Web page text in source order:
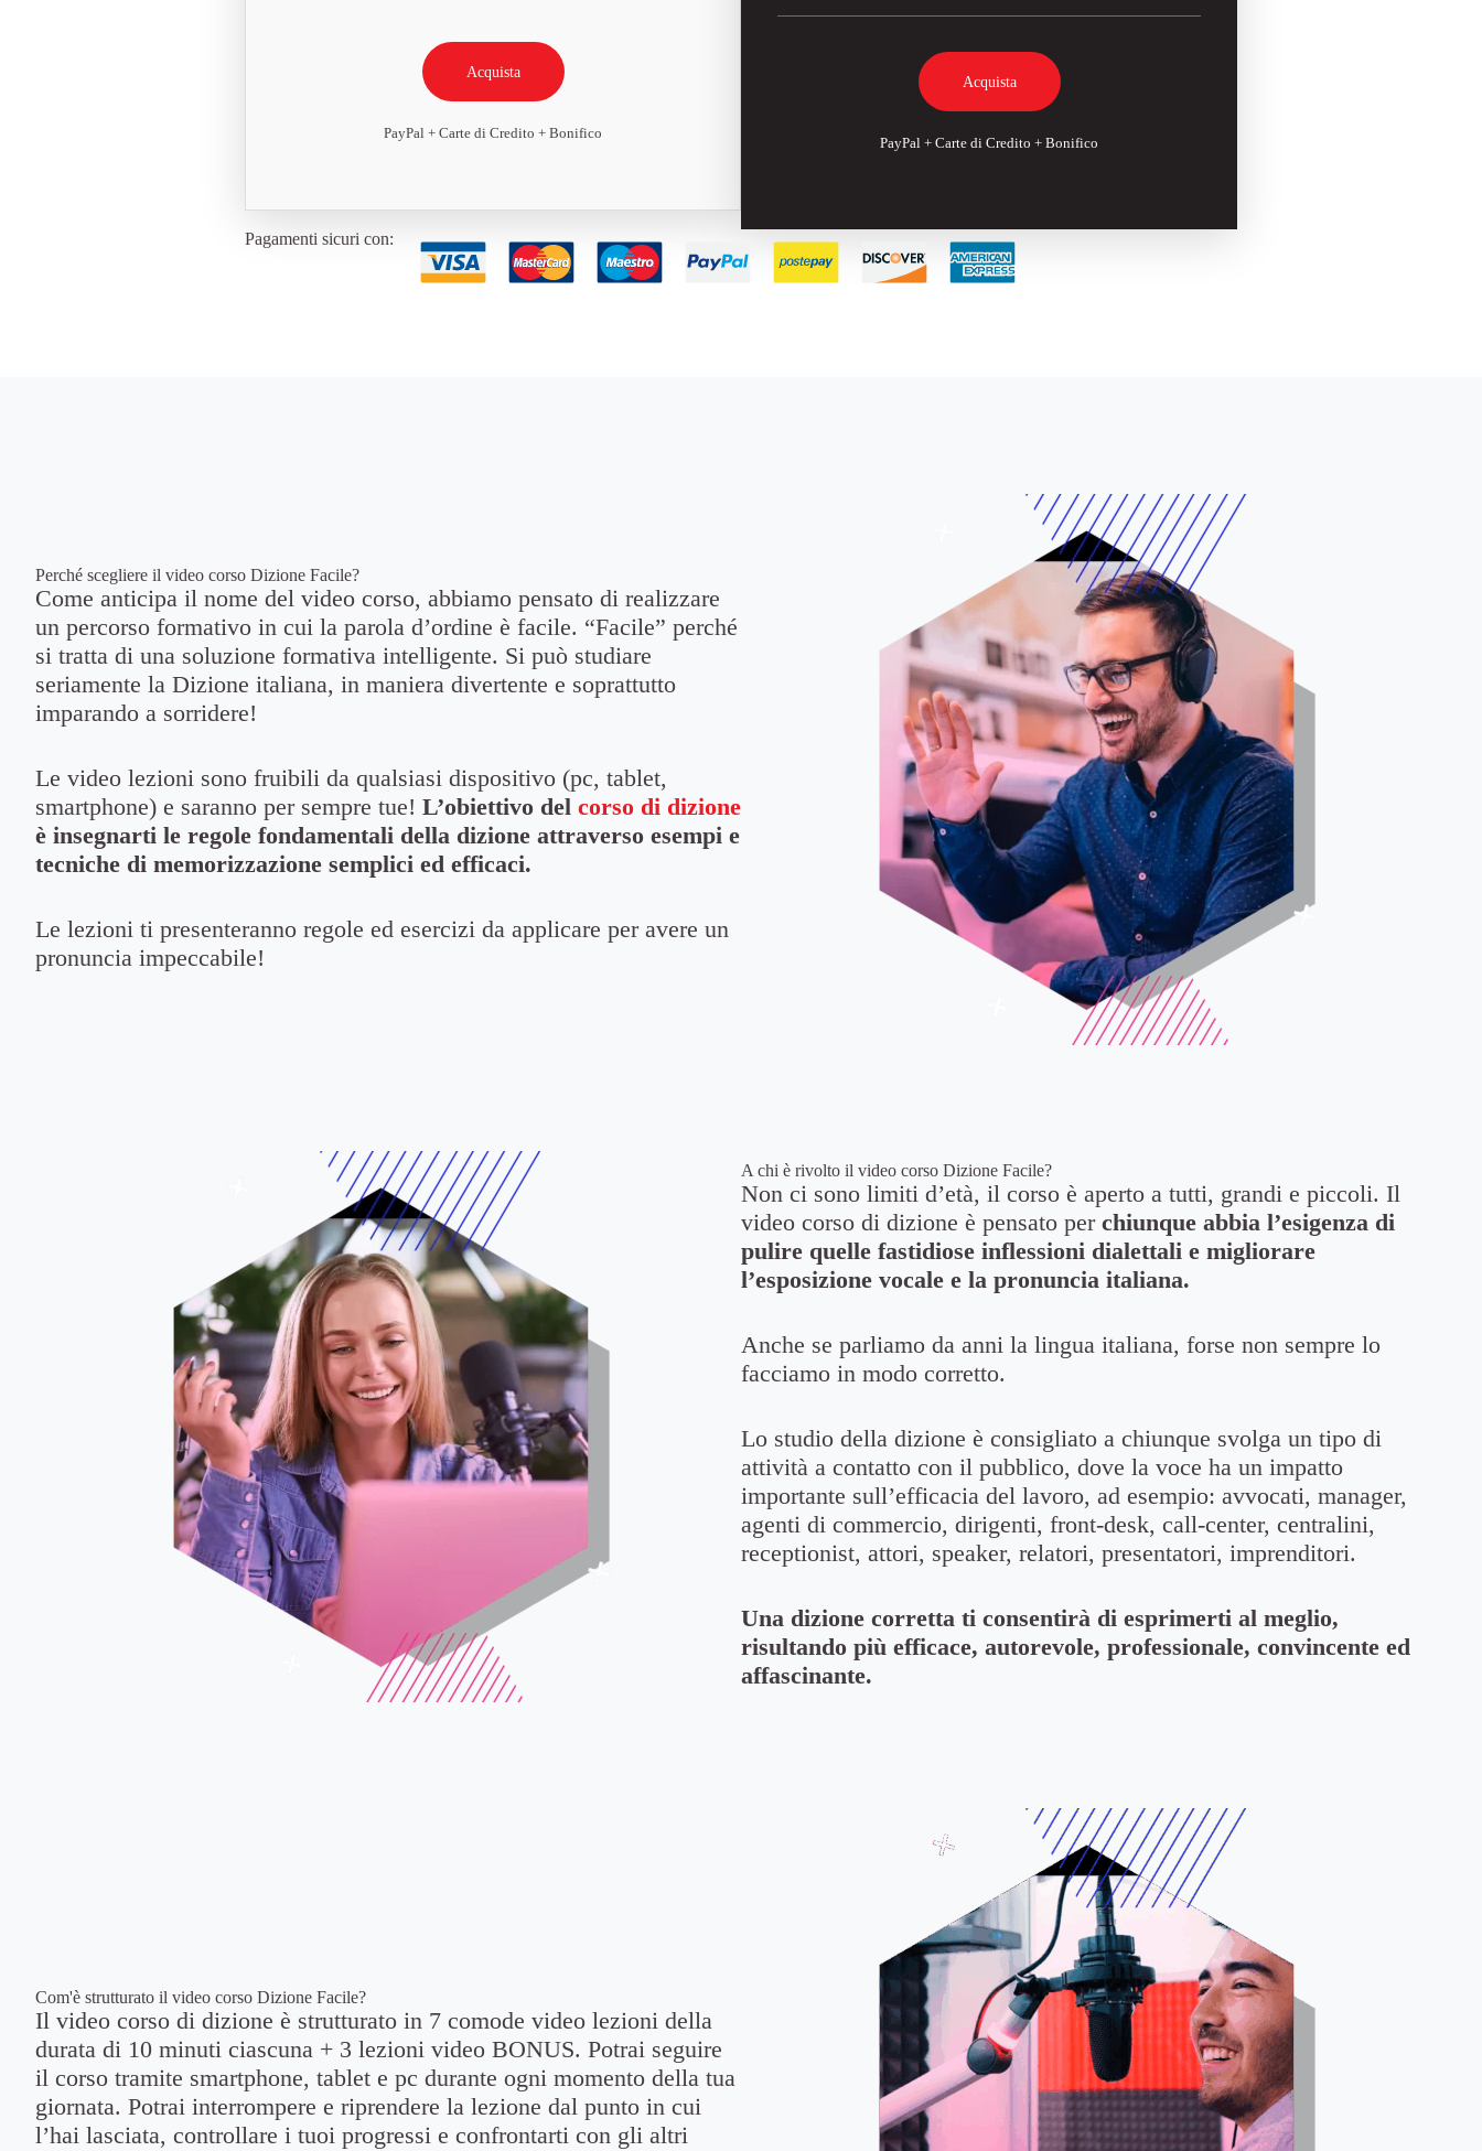
Acquista
PayPal + Carte di Credito + Bonifico
Acquista
PayPal + Carte di Credito + Bonifico
Pagamenti sicuri con:
Perché scegliere il video corso Dizione Facile?
Come anticipa il nome del video corso, abbiamo pensato di realizzare
un percorso formativo in cui la parola d’ordine è facile. “Facile” perché
si tratta di una soluzione formativa intelligente. Si può studiare
seriamente la Dizione italiana, in maniera divertente e soprattutto
imparando a sorridere!
Le video lezioni sono fruibili da qualsiasi dispositivo (pc, tablet,
smartphone) e saranno per sempre tue! L’obiettivo del corso di dizione
è insegnarti le regole fondamentali della dizione attraverso esempi e
tecniche di memorizzazione semplici ed efficaci.
Le lezioni ti presenteranno regole ed esercizi da applicare per avere un
pronuncia impeccabile!
A chi è rivolto il video corso Dizione Facile?
Non ci sono limiti d’età, il corso è aperto a tutti, grandi e piccoli. Il
video corso di dizione è pensato per chiunque abbia l’esigenza di
pulire quelle fastidiose inflessioni dialettali e migliorare
l’esposizione vocale e la pronuncia italiana.
Anche se parliamo da anni la lingua italiana, forse non sempre lo
facciamo in modo corretto.
Lo studio della dizione è consigliato a chiunque svolga un tipo di
attività a contatto con il pubblico, dove la voce ha un impatto
importante sull’efficacia del lavoro, ad esempio: avvocati, manager,
agenti di commercio, dirigenti, front-desk, call-center, centralini,
receptionist, attori, speaker, relatori, presentatori, imprenditori.
Una dizione corretta ti consentirà di esprimerti al meglio,
risultando più efficace, autorevole, professionale, convincente ed
affascinante.
Com'è strutturato il video corso Dizione Facile?
Il video corso di dizione è strutturato in 7 comode video lezioni della
durata di 10 minuti ciascuna + 3 lezioni video BONUS. Potrai seguire
il corso tramite smartphone, tablet e pc durante ogni momento della tua
giornata. Potrai interrompere e riprendere la lezione dal punto in cui
l’hai lasciata, controllare i tuoi progressi e confrontarti con gli altri